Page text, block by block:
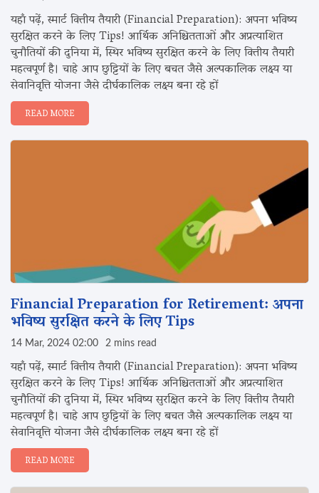
यहाँ पढ़ें, स्मार्ट वित्तीय तैयारी (Financial Preparation): अपना भविष्य
सुरक्षित करने के लिए Tips! आर्थिक अनिश्चितताओं और अप्रत्याशित
चुनौतियों की दुनिया में, स्थिर भविष्य सुरक्षित करने के लिए वित्तीय तैयारी
महत्वपूर्ण है। चाहे आप छुट्टियों के लिए बचत जैसे अल्पकालिक लक्ष्य या
सेवानिवृत्ति योजना जैसे दीर्घकालिक लक्ष्य बना रहे हों
READ MORE
Financial Preparation for Retirement: अपना
भविष्य सुरक्षित करने के लिए Tips
14 Mar, 2024 02:00 2 mins read
यहाँ पढ़ें, स्मार्ट वित्तीय तैयारी (Financial Preparation): अपना भविष्य
सुरक्षित करने के लिए Tips! आर्थिक अनिश्चितताओं और अप्रत्याशित
चुनौतियों की दुनिया में, स्थिर भविष्य सुरक्षित करने के लिए वित्तीय तैयारी
महत्वपूर्ण है। चाहे आप छुट्टियों के लिए बचत जैसे अल्पकालिक लक्ष्य या
सेवानिवृत्ति योजना जैसे दीर्घकालिक लक्ष्य बना रहे हों
READ MORE